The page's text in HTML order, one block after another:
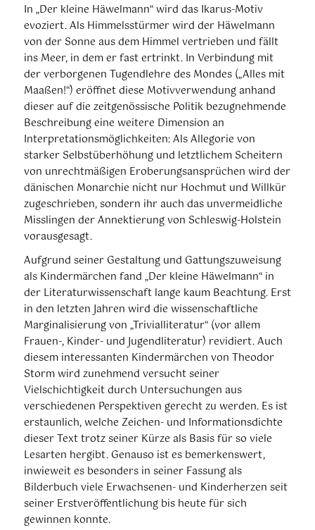
In „Der kleine Häwelmann“ wird das Ikarus-Motiv
evoziert. Als Himmelsstürmer wird der Häwelmann
von der Sonne aus dem Himmel vertrieben und fällt
ins Meer, in dem er fast ertrinkt. In Verbindung mit
der verborgenen Tugendlehre des Mondes („Alles mit
Maaßen!“) eröffnet diese Motivverwendung anhand
dieser auf die zeitgenössische Politik bezugnehmende
Beschreibung eine weitere Dimension an
Interpretationsmöglichkeiten: Als Allegorie von
starker Selbstüberhöhung und letztlichem Scheitern
von unrechtmäßigen Eroberungsansprüchen wird der
dänischen Monarchie nicht nur Hochmut und Willkür
zugeschrieben, sondern ihr auch das unvermeidliche
Misslingen der Annektierung von Schleswig-Holstein
vorausgesagt.
Aufgrund seiner Gestaltung und Gattungszuweisung
als Kindermärchen fand „Der kleine Häwelmann“ in
der Literaturwissenschaft lange kaum Beachtung. Erst
in den letzten Jahren wird die wissenschaftliche
Marginalisierung von „Trivialliteratur“ (vor allem
Frauen-, Kinder- und Jugendliteratur) revidiert. Auch
diesem interessanten Kindermärchen von Theodor
Storm wird zunehmend versucht seiner
Vielschichtigkeit durch Untersuchungen aus
verschiedenen Perspektiven gerecht zu werden. Es ist
erstaunlich, welche Zeichen- und Informationsdichte
dieser Text trotz seiner Kürze als Basis für so viele
Lesarten hergibt. Genauso ist es bemerkenswert,
inwieweit es besonders in seiner Fassung als
Bilderbuch viele Erwachsenen- und Kinderherzen seit
seiner Erstveröffentlichung bis heute für sich
gewinnen konnte.